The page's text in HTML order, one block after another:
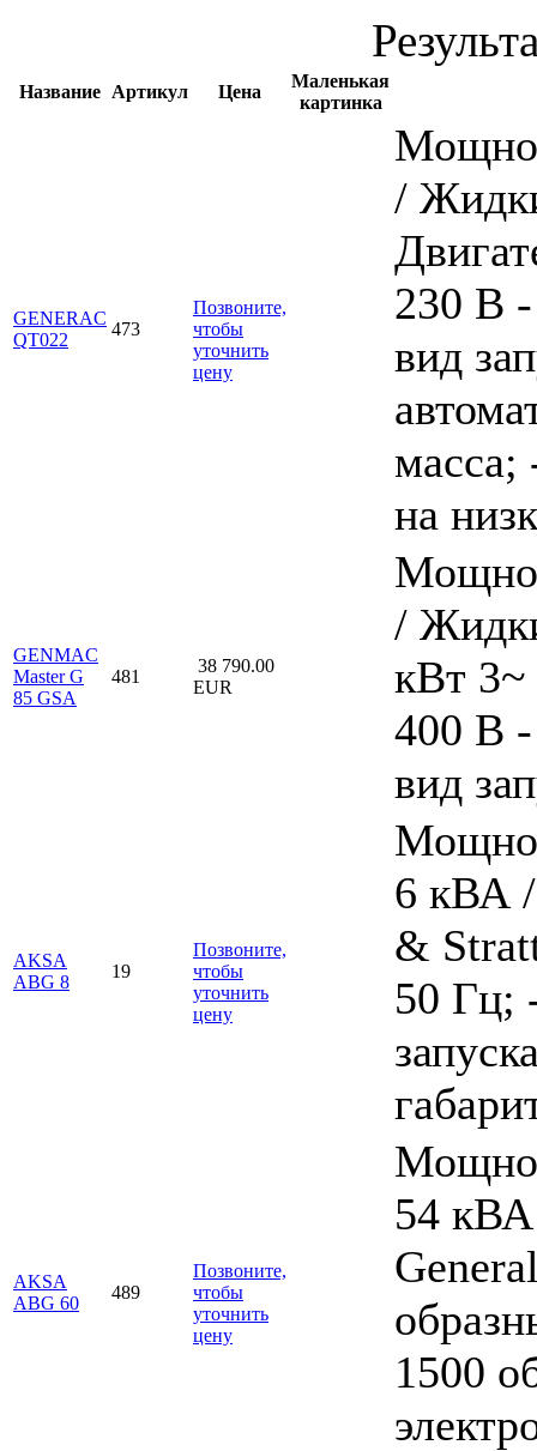
Название Артикул Цена
Маленькая
картинка
GENERAC
QT022
473
Позвоните,
чтобы
уточнить
цену
/
230 В
вид
масса;
на
GENMAC
Master G
85 GSA
481
38 790.00
EUR
/
кВт
400 В
вид
AKSA
ABG 8
19
Позвоните,
чтобы
уточнить
цену
6 кВА
&
50 Гц;
AKSA
ABG 60
489
Позвоните,
чтобы
уточнить
цену
54
1500